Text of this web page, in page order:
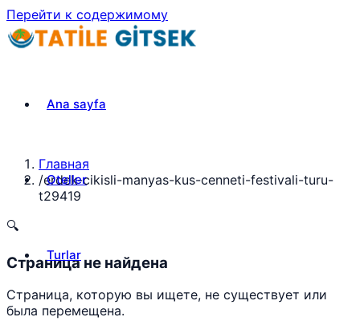
Перейти к содержимому
Ana sayfa
Oteller
Turlar
Главная
/erdek-cikisli-manyas-kus-cenneti-festivali-turu-
t29419
🔍
Страница не найдена
Страница, которую вы ищете, не существует или
была перемещена.